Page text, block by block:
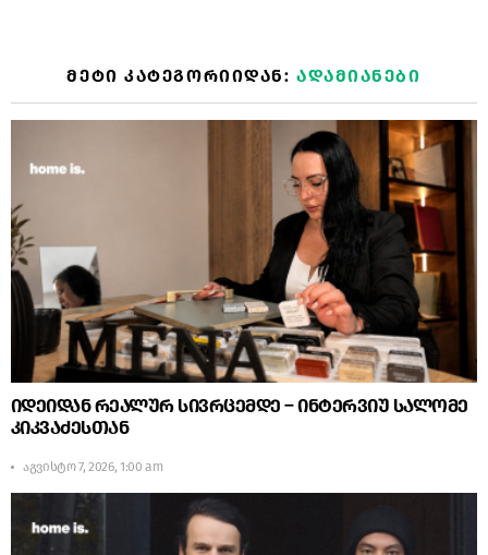
ᲛᲔᲢᲘ ᲙᲐᲢᲔᲒᲝᲠᲘᲘᲓᲐᲜ: ᲐᲓᲐᲛᲘᲐᲜᲔᲑᲘ
იდეიდან რეალურ სივრცემდე – ინტერვიუ სალომე
კიკვაძესთან
აგვისტო 7, 2026, 1:00 am